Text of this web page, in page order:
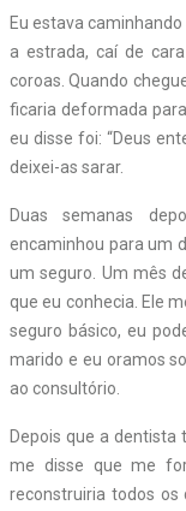
Eu estava
a estrada, caí de
coroas. Quando
ficaria deformada
eu disse foi: “Deus
deixei-as sarar.
Duas semanas
encaminhou para um
um seguro. Um mês
que eu conhecia. Ele
seguro básico, eu
marido e eu oramos
ao consultório.
Depois que a dentista
me disse que me
reconstruiria todos os